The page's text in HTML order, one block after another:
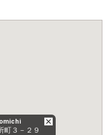
町３－２９